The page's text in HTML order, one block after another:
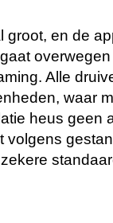
en de
Alle
waar
heus geen
volgens